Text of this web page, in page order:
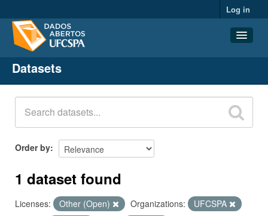
Log in
Datasets
Organizations
Groups
About
Datasets
Order by
1 dataset found
Licenses: Other (Open) Organizations:
UFCSPA